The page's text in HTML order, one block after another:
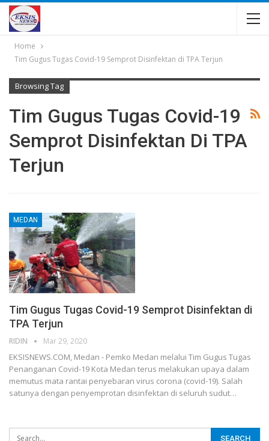
Home
Tim Gugus Tugas Covid-19 Semprot Disinfektan di TPA Terjun
Browsing Tag
Tim Gugus Tugas Covid-19
Semprot Disinfektan Di TPA
Terjun
MEDAN
Tim Gugus Tugas Covid-19 Semprot Disinfektan di
TPA Terjun
RIDIN Mar 29, 2020
EKSISNEWS.COM, Medan - Pemko Medan melalui Tim Gugus Tugas
Penanganan Covid-19 Kota Medan terus melakukan upaya dalam
memutus mata rantai penyebaran virus corona (covid-19). Salah
satunya dengan penyemprotan disinfektan di seluruh sudut…